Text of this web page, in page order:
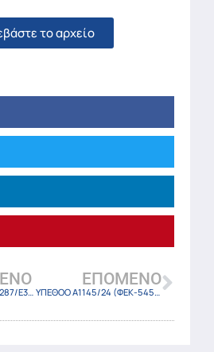
το αρχείο
Εγκύκλιος ΥΠΑΙΘΑ 113287/Ε3/1-10-24
ΕΠΌΜΕΝΟ
ΥΠΕΘΟΟ Α1145/24 (ΦΕΚ-5455 Β/30-9-24)